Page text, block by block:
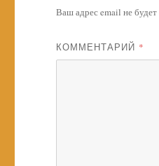
Ваш адрес email не будет
КОММЕНТАРИЙ *